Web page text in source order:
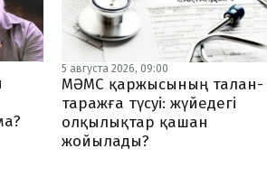
5 августа 2026, 09:00
МӘМС қаржысының талан-
таражға түсуі: жүйедегі
олқылықтар қашан
жойылады?